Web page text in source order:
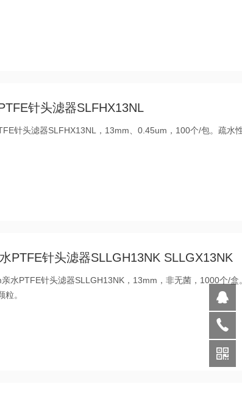
针头滤器SLFHX13NL
针头滤器SLFHX13NL，13mm、0.45um，100个/包。疏水
PTFE针头滤器SLLGH13NK SLLGX13NK
水PTFE针头滤器SLLGH13NK，13mm，非无菌，1000个/盒
。